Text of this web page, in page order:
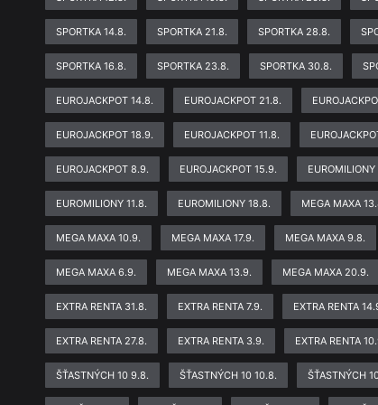
SPORTKA 14.8. SPORTKA 21.8. SPORTKA 28.8.
SPORTKA 16.8. SPORTKA 23.8. SPORTKA 30.8.
EUROJACKPOT 14.8. EUROJACKPOT 21.8.
EUROJACKPOT 18.9. EUROJACKPOT 11.8.
EUROJACKPOT 8.9. EUROJACKPOT 15.9.
EUROMILIONY 11.8. EUROMILIONY 18.8. MEGA MAXA
MEGA MAXA 10.9. MEGA MAXA 17.9. MEGA MAXA 9.8.
MEGA MAXA 6.9. MEGA MAXA 13.9. MEGA MAXA 20.9.
EXTRA RENTA 31.8. EXTRA RENTA 7.9. EXTRA RENTA
EXTRA RENTA 27.8. EXTRA RENTA 3.9. EXTRA RENTA
ŠŤASTNÝCH 10 9.8. ŠŤASTNÝCH 10 10.8. ŠŤASTNÝCH